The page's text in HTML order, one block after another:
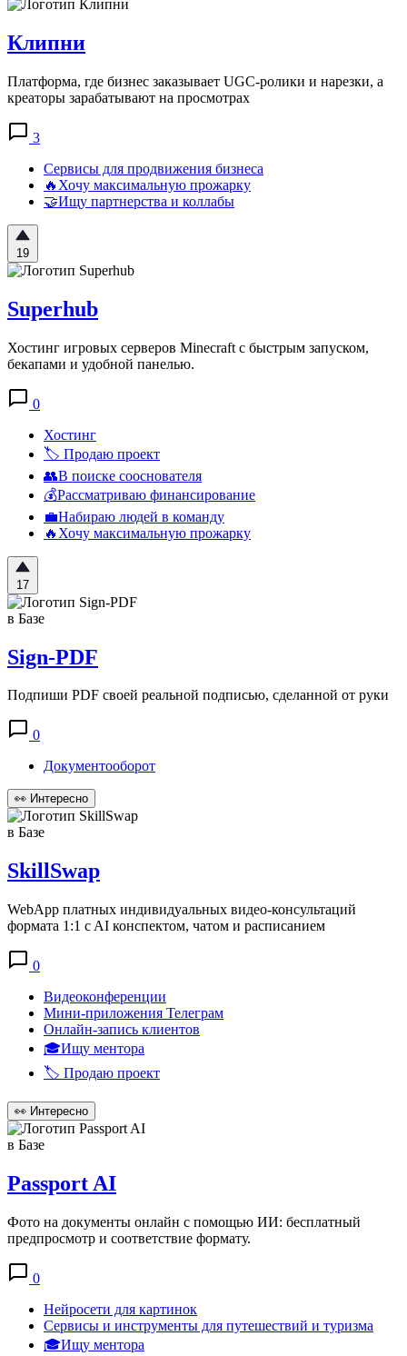
Клипни
Платформа, где бизнес заказывает UGC-ролики и нарезки, а
креаторы зарабатывают на просмотрах
3
Сервисы для продвижения бизнеса
🔥Хочу максимальную прожарку
🤝Ищу партнерства и коллабы
19
Superhub
Хостинг игровых серверов Minecraft с быстрым запуском,
бекапами и удобной панелью.
0
Хостинг
🏷️ Продаю проект
👥В поиске сооснователя
💰Рассматриваю финансирование
💼Набираю людей в команду
🔥Хочу максимальную прожарку
17
в Базе
Sign-PDF
Подпиши PDF своей реальной подписью, сделанной от руки
0
Документооборот
👀 Интересно
в Базе
SkillSwap
WebApp платных индивидуальных видео-консультаций
формата 1:1 c AI конспектом, чатом и расписанием
0
Видеоконференции
Мини-приложения Телеграм
Онлайн-запись клиентов
🎓Ищу ментора
🏷️ Продаю проект
👀 Интересно
в Базе
Passport AI
Фото на документы онлайн с помощью ИИ: бесплатный
предпросмотр и соответствие формату.
0
Нейросети для картинок
Сервисы и инструменты для путешествий и туризма
🎓Ищу ментора